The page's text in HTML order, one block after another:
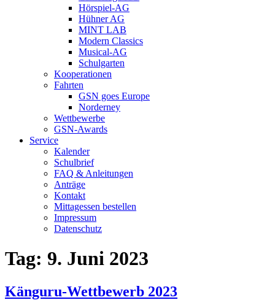
Hörspiel-AG
Hühner AG
MINT LAB
Modern Classics
Musical-AG
Schulgarten
Kooperationen
Fahrten
GSN goes Europe
Norderney
Wettbewerbe
GSN-Awards
Service
Kalender
Schulbrief
FAQ & Anleitungen
Anträge
Kontakt
Mittagessen bestellen
Impressum
Datenschutz
Tag: 9. Juni 2023
Känguru-Wettbewerb 2023